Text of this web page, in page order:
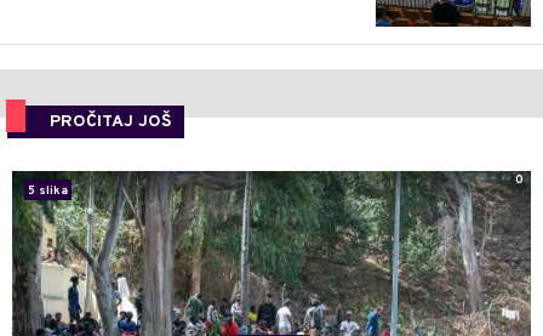
PROČITAJ JOŠ
5 slika
0